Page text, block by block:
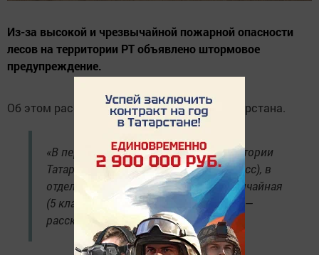
Из-за высокой и чрезвычайной пожарной опасности
лесов на территории РТ объявлено штормовое
предупреждение.
Об этом рассказали в Гидрометцентре Татарстана.
«В период со 2 по 7 сентября на территории
Татарстана сохранится высокая (4 класс), в
отдельных районах ожидается чрезвычайная
(5 класс) пожарная опасность лесов», —
рассказали метеорологи.